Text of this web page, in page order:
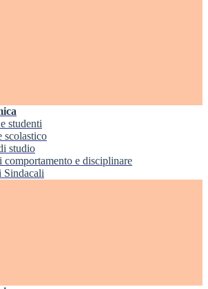
studenti
scolastico
studio
comportamento e disciplinare
Sindacali